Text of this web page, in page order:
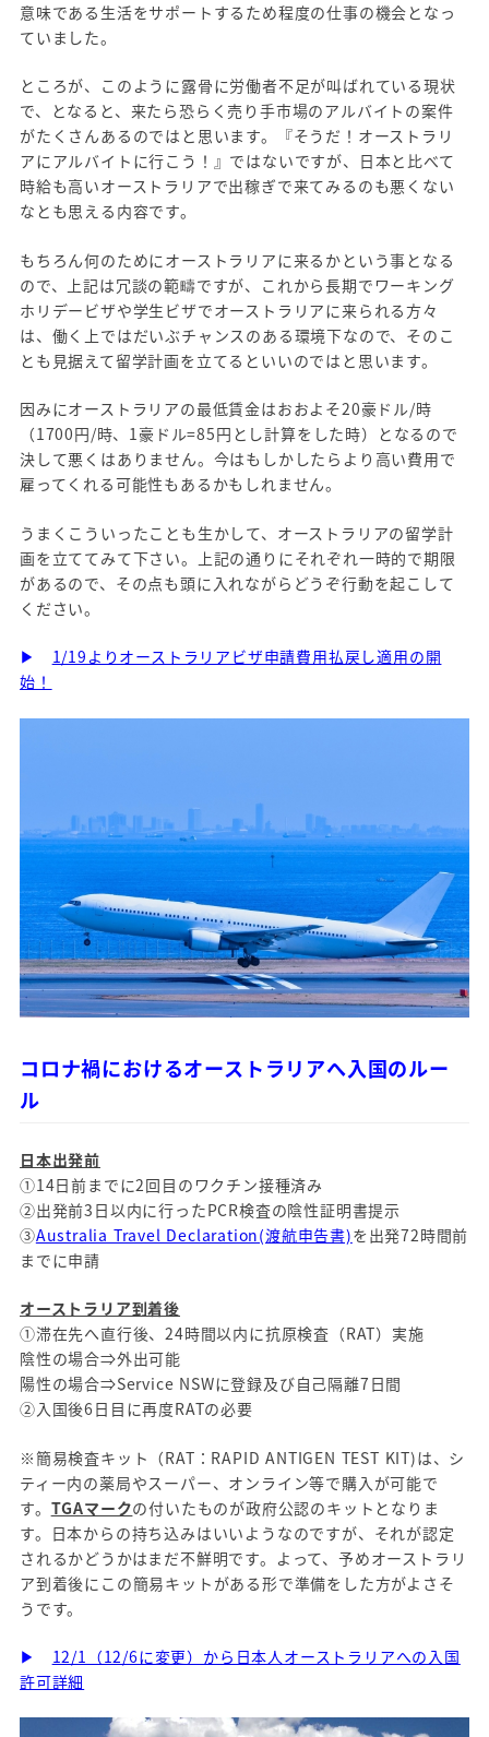
意味である生活をサポートするため程度の仕事の機会となっ
ていました。
ところが、このように露骨に労働者不足が叫ばれている現状
で、となると、来たら恐らく売り手市場のアルバイトの案件
がたくさんあるのではと思います。『そうだ！オーストラリ
アにアルバイトに行こう！』ではないですが、日本と比べて
時給も高いオーストラリアで出稼ぎで来てみるのも悪くない
なとも思える内容です。
もちろん何のためにオーストラリアに来るかという事となる
ので、上記は冗談の範疇ですが、これから長期でワーキング
ホリデービザや学生ビザでオーストラリアに来られる方々
は、働く上ではだいぶチャンスのある環境下なので、そのこ
とも見据えて留学計画を立てるといいのではと思います。
因みにオーストラリアの最低賃金はおおよそ20豪ドル/時
（1700円/時、1豪ドル=85円とし計算をした時）となるので
決して悪くはありません。今はもしかしたらより高い費用で
雇ってくれる可能性もあるかもしれません。
うまくこういったことも生かして、オーストラリアの留学計
画を立ててみて下さい。上記の通りにそれぞれ一時的で期限
があるので、その点も頭に入れながらどうぞ行動を起こして
ください。
▶
1/19よりオーストラリアビザ申請費用払戻し適用の開
始！
コロナ禍におけるオーストラリアへ入国のルー
ル
日本出発前
①14日前までに2回目のワクチン接種済み
②出発前3日以内に行ったPCR検査の陰性証明書提示
③Australia Travel Declaration(渡航申告書)を出発72時間前
までに申請
オーストラリア到着後
①滞在先へ直行後、24時間以内に抗原検査（RAT）実施
陰性の場合⇒外出可能
陽性の場合⇒Service NSWに登録及び自己隔離7日間
②入国後6日目に再度RATの必要
※簡易検査キット（RAT：RAPID ANTIGEN TEST KIT)は、シ
ティー内の薬局やスーパー、オンライン等で購入が可能で
す。 TGAマークの付いたものが政府公認のキットとなりま
す。日本からの持ち込みはいいようなのですが、それが認定
されるかどうかはまだ不鮮明です。よって、予めオーストラリ
ア到着後にこの簡易キットがある形で準備をした方がよさそ
うです。
▶
12/1（12/6に変更）から日本人オーストラリアへの入国
許可詳細